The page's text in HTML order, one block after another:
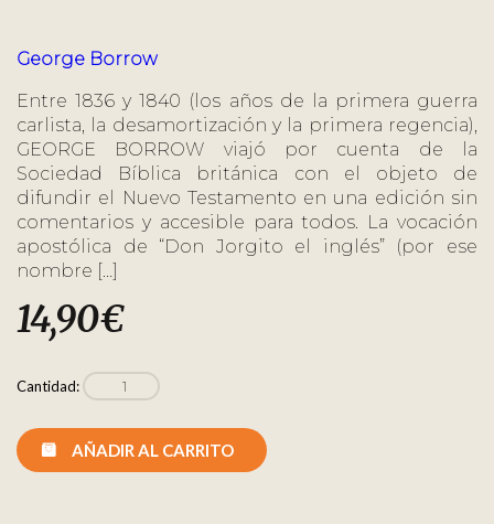
George Borrow
Entre 1836 y 1840 (los años de la primera guerra
carlista, la desamortización y la primera regencia),
GEORGE BORROW viajó por cuenta de la
Sociedad Bíblica británica con el objeto de
difundir el Nuevo Testamento en una edición sin
comentarios y accesible para todos. La vocación
apostólica de “Don Jorgito el inglés” (por ese
nombre […]
14,90€
Cantidad:
AÑADIR AL CARRITO